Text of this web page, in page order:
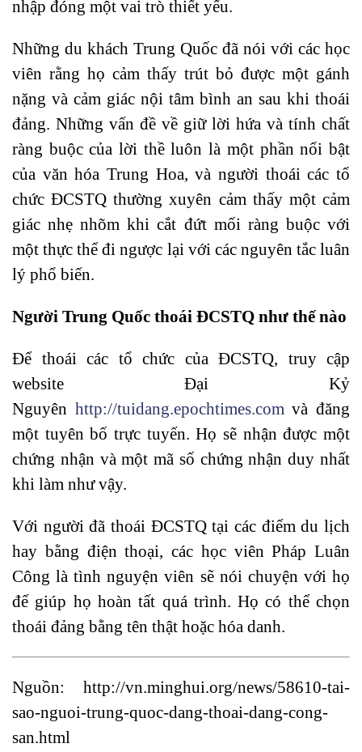
nhập đóng một vai trò thiết yếu.
Những du khách Trung Quốc đã nói với các học
viên rằng họ cảm thấy trút bỏ được một gánh
nặng và cảm giác nội tâm bình an sau khi thoái
đảng. Những vấn đề về giữ lời hứa và tính chất
ràng buộc của lời thề luôn là một phần nổi bật
của văn hóa Trung Hoa, và người thoái các tổ
chức ĐCSTQ thường xuyên cảm thấy một cảm
giác nhẹ nhõm khi cắt đứt mối ràng buộc với
một thực thể đi ngược lại với các nguyên tắc luân
lý phổ biến.
Người Trung Quốc thoái ĐCSTQ như thế nào
Để thoái các tổ chức của ĐCSTQ, truy cập
website Đại Kỷ
Nguyên http://tuidang.epochtimes.comvà đăng
một tuyên bố trực tuyến. Họ sẽ nhận được một
chứng nhận và một mã số chứng nhận duy nhất
khi làm như vậy.
Với người đã thoái ĐCSTQ tại các điểm du lịch
hay bằng điện thoại, các học viên Pháp Luân
Công là tình nguyện viên sẽ nói chuyện với họ
để giúp họ hoàn tất quá trình. Họ có thể chọn
thoái đảng bằng tên thật hoặc hóa danh.
Nguồn: http://vn.minghui.org/news/58610-tai-
sao-nguoi-trung-quoc-dang-thoai-dang-cong-
san.html